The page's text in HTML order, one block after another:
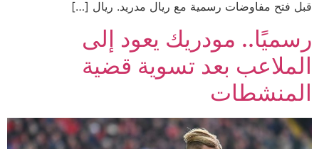
قبل فتح مفاوضات رسمية مع ريال مدريد. ريال […]
رسميًا.. مودريك يعود إلى
الملاعب بعد تسوية قضية
المنشطات